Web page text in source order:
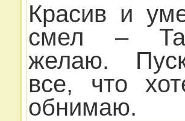
Красив и
смел –
желаю.
все, что
обнимаю.